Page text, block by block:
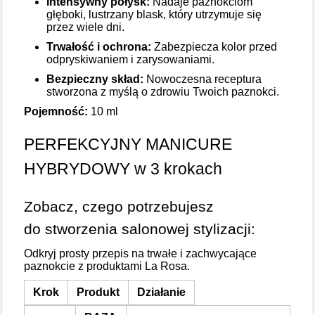
głęboki, lustrzany blask, który utrzymuje się
przez wiele dni.
Trwałość i ochrona: Zabezpiecza kolor przed
odpryskiwaniem i zarysowaniami.
Bezpieczny skład: Nowoczesna receptura
stworzona z myślą o zdrowiu Twoich paznokci.
Pojemność: 10 ml
PERFEKCYJNY MANICURE
HYBRYDOWY w 3 krokach
Zobacz, czego potrzebujesz
do stworzenia salonowej stylizacji:
Odkryj prosty przepis na trwałe i zachwycające
paznokcie z produktami La Rosa.
Krok Produkt Działanie